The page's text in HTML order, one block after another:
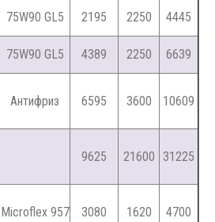
75W90 GL5 2195 2250
4445
75W90 GL5 4389 2250
6639
Антифриз 6595 3600 10609
9625 21600 31225
Microflex 957 3080 1620 4700